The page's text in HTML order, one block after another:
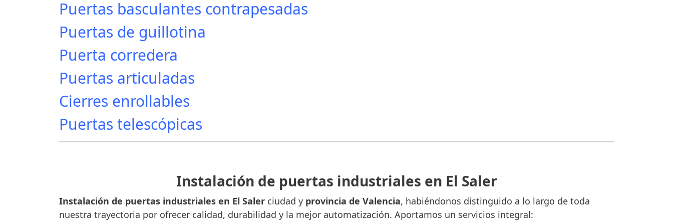
Puertas basculantes contrapesadas
Puertas de guillotina
Puerta corredera
Puertas articuladas
Cierres enrollables
Puertas telescópicas
Instalación de puertas industriales en El Saler
Instalación de puertas industriales en El Saler ciudad y provincia de Valencia, habiéndonos distinguido a lo largo de toda
nuestra trayectoria por ofrecer calidad, durabilidad y la mejor automatización. Aportamos un servicios integral: